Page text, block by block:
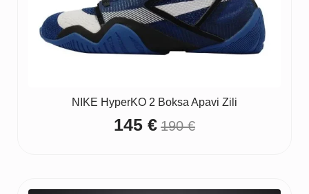
NIKE HyperKO 2 Boksa Apavi Zili
190€
Original
145€Current